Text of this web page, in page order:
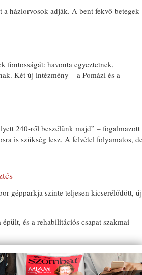
háziorvosok adják. A bent fekvő betegek
fontosságát: havonta egyeztetnek,
Két új intézmény – a Pomázi és a
240-ről beszélünk majd” – fogalmazott
is szükség lesz. A felvétel folyamatos,
gépparkja szinte teljesen kicserélődött, új
és a rehabilitációs csapat szakmai